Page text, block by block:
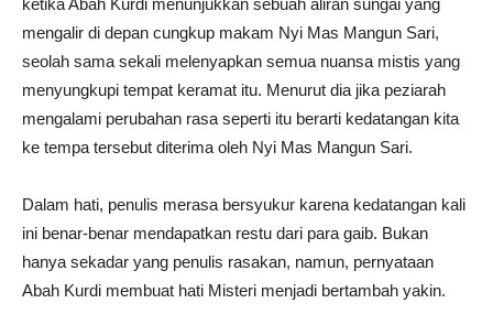
ketika Abah Kurdi menunjukkan sebuah aliran sungai yang
mengalir di depan cungkup makam Nyi Mas Mangun Sari,
seolah sama sekali melenyapkan semua nuansa mistis yang
menyungkupi tempat keramat itu. Menurut dia jika peziarah
mengalami perubahan rasa seperti itu berarti kedatangan kita
ke tempa tersebut diterima oleh Nyi Mas Mangun Sari.
Dalam hati, penulis merasa bersyukur karena kedatangan kali
ini benar-benar mendapatkan restu dari para gaib. Bukan
hanya sekadar yang penulis rasakan, namun, pernyataan
Abah Kurdi membuat hati Misteri menjadi bertambah yakin.